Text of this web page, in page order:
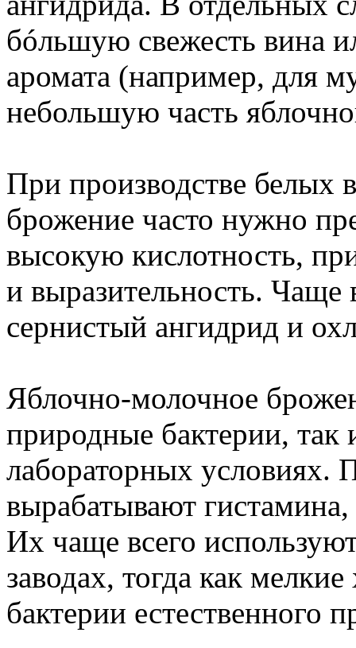
бóльшую свежесть вина
аромата (например, для
небольшую часть
При производстве белых
брожение часто нужно
высокую кислотность,
и выразительность. Чаще
сернистый ангидрид и
Яблочно-молочное
природные бактерии, так
лабораторных условиях.
вырабатывают
Их чаще всего
заводах, тогда как
бактерии естественного